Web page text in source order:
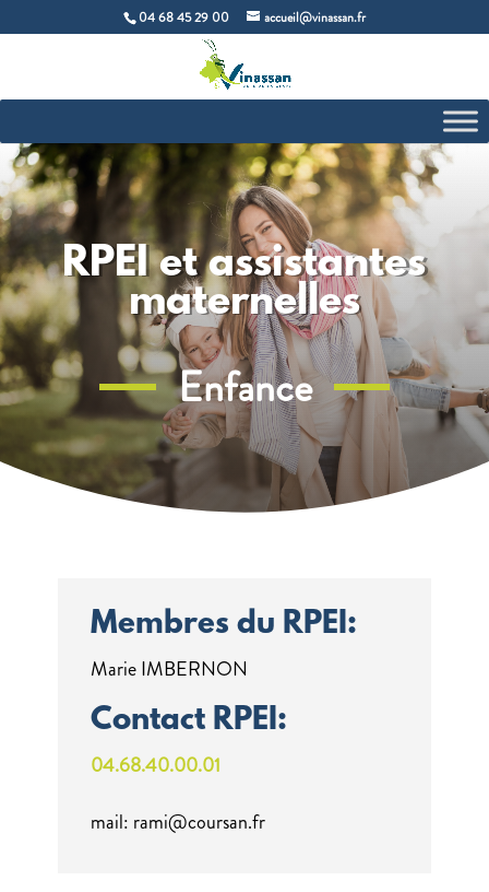
04 68 45 29 00 accueil@vinassan.fr
RPEI et assistantes
maternelles
Enfance
Membres du RPEI:
Marie IMBERNON
Contact RPEI:
04.68.40.00.01
mail: rami@coursan.fr